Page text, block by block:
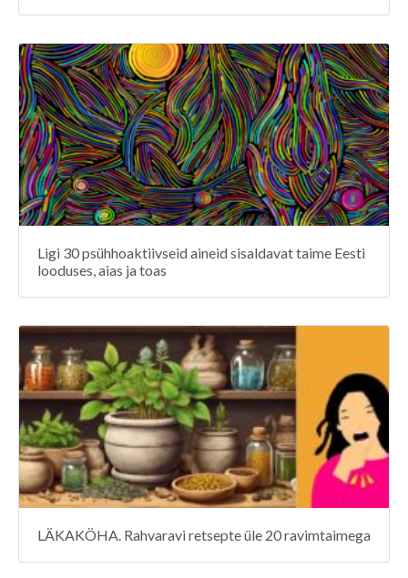
Ligi 30 psühhoaktiivseid aineid sisaldavat taime Eesti
looduses, aias ja toas
LÄKAKÖHA. Rahvaravi retsepte üle 20 ravimtaimega